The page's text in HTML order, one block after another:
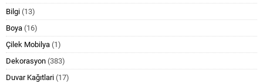
Bilgi (13)
Boya (16)
Çilek Mobilya (1)
Dekorasyon (383)
Duvar Kağıtlari (17)